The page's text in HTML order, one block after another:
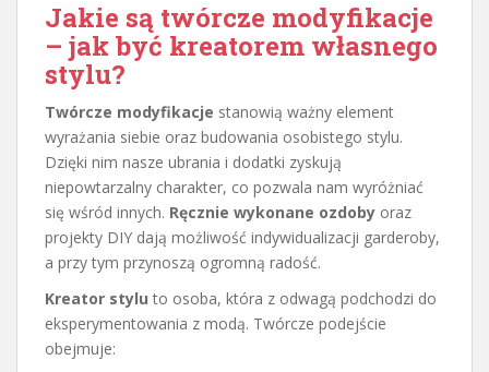
Jakie są twórcze modyfikacje
– jak być kreatorem własnego
stylu?
Twórcze modyfikacje stanowią ważny element
wyrażania siebie oraz budowania osobistego stylu.
Dzięki nim nasze ubrania i dodatki zyskują
niepowtarzalny charakter, co pozwala nam wyróżniać
się wśród innych. Ręcznie wykonane ozdoby oraz
projekty DIY dają możliwość indywidualizacji garderoby,
a przy tym przynoszą ogromną radość.
Kreator stylu to osoba, która z odwagą podchodzi do
eksperymentowania z modą. Twórcze podejście
obejmuje: